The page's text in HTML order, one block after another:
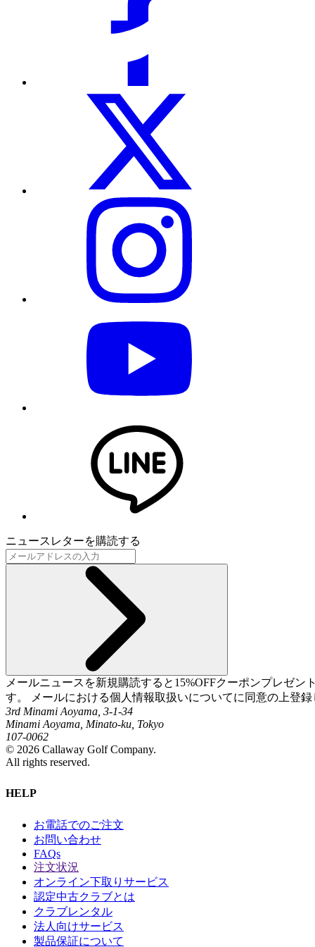
ニュースレターを購読する
メールニュースを新規購読すると15%OFFクーポンプレゼ
す。 メールにおける個人情報取扱いについてに同意の上登
3rd Minami Aoyama, 3-1-34
Minami Aoyama, Minato-ku, Tokyo
107-0062
© 2026 Callaway Golf Company.
All rights reserved.
HELP
お電話でのご注文
お問い合わせ
FAQs
注文状況
オンライン下取りサービス
認定中古クラブとは
クラブレンタル
法人向けサービス
製品保証について